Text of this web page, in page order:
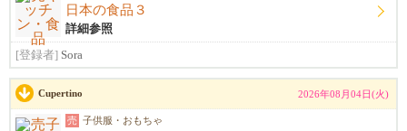
日本の食品３
詳細参照
[登録者] Sora
Cupertino 2026年08月04日(火)
売 子供服・おもちゃ